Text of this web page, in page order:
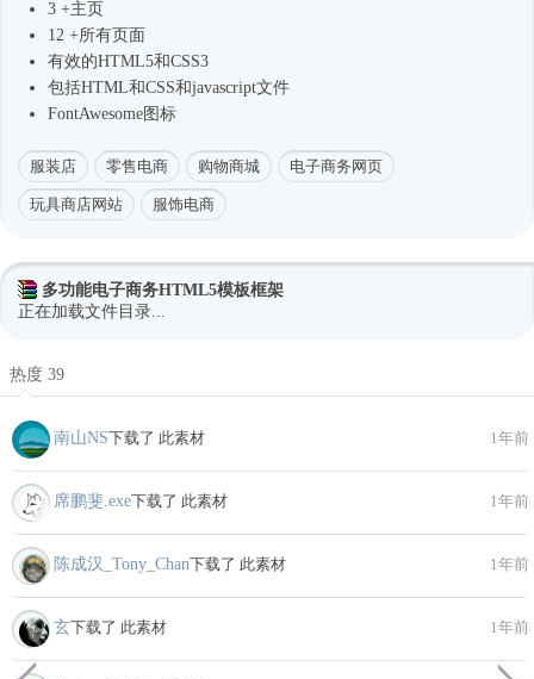
3 +主页
12 +所有页面
有效的HTML5和CSS3
包括HTML和CSS和javascript文件
FontAwesome图标
服装店 零售电商 购物商城 电子商务网页
玩具商店网站 服饰电商
多功能电子商务HTML5模板框架
正在加载文件目录...
热度 39
南山NS下载了 此素材 1年前
席鹏斐.exe下载了 此素材 1年前
陈成汉_Tony_Chan下载了 此素材 1年前
玄下载了 此素材 1年前